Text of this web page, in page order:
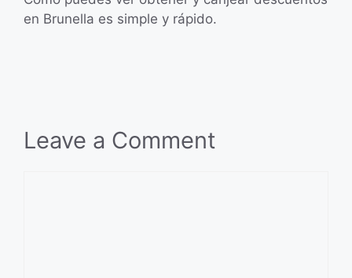
en Brunella es simple y rápido.
Leave a Comment